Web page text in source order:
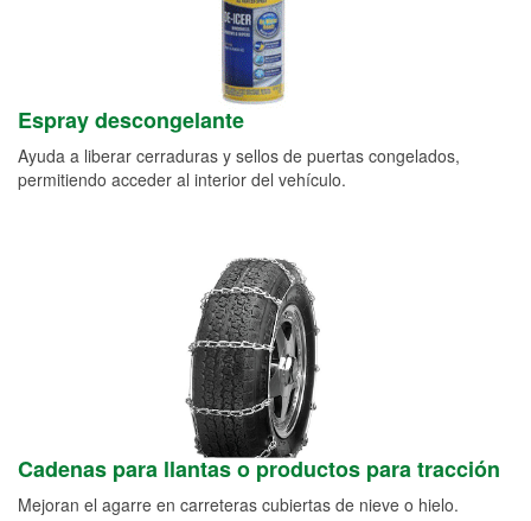
Espray descongelante
Ayuda a liberar cerraduras y sellos de puertas congelados,
permitiendo acceder al interior del vehículo.
Cadenas para llantas o productos para tracción
Mejoran el agarre en carreteras cubiertas de nieve o hielo.